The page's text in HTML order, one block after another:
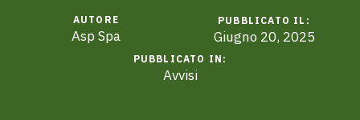
AUTORE
Asp Spa
PUBBLICATO IL:
Giugno 20, 2025
PUBBLICATO IN:
Avvisi